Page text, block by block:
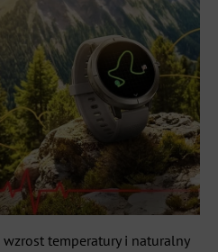
wzrost temperatury i naturalny